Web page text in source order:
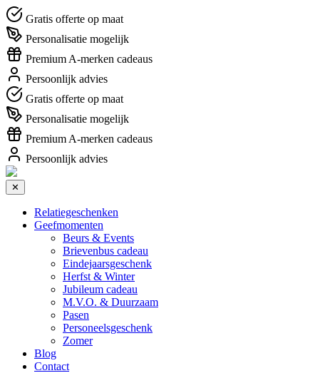
Gratis offerte op maat
Personalisatie mogelijk
Premium A-merken cadeaus
Persoonlijk advies
Gratis offerte op maat
Personalisatie mogelijk
Premium A-merken cadeaus
Persoonlijk advies
✕
Relatiegeschenken
Geefmomenten
Beurs & Events
Brievenbus cadeau
Eindejaarsgeschenk
Herfst & Winter
Jubileum cadeau
M.V.O. & Duurzaam
Pasen
Personeelsgeschenk
Zomer
Blog
Contact